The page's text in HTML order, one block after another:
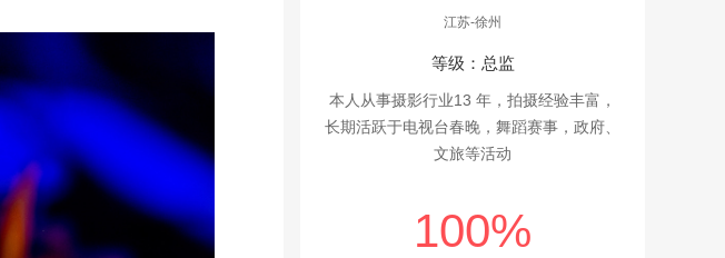
江苏-徐州
等级：总监
本人从事摄影行业13 年，拍摄经验丰富，
长期活跃于电视台春晚，舞蹈赛事，政府、
文旅等活动
100%